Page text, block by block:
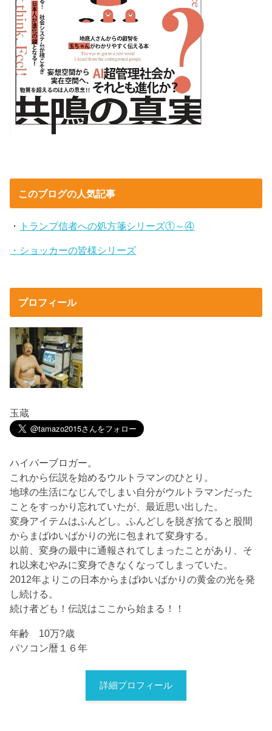
このブログの人気記事
・ トランプ信者への処方箋シリーズ①～④
・ショッカーの皆様シリーズ
プロフィール
玉蔵
ハイパーブロガー。
これから伝説を始めるウルトラマンのひとり。
地球の生活になじんでしまい自分がウルトラマンだった
ことをすっかり忘れていたが、最近思い出した。
変身アイテムはふんどし。ふんどしを脱ぎ捨てると股間
からまばゆいばかりの光に包まれて変身する。
以前、変身の最中に通報されてしまったことがあり、そ
れ以来むやみに変身できなくなってしまっていた。
2012年よりこの日本からまばゆいばかりの黄金の光を発
し続ける。
続け者ども！伝説はここから始まる！！
年齢 10万?歳
パソコン暦１６年
詳細プロフィール